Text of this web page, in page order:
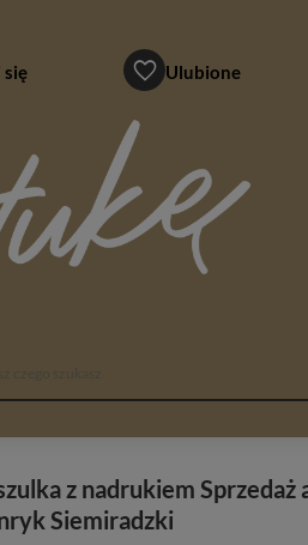
się Ulubione
z nadrukiem
Siemiradzki